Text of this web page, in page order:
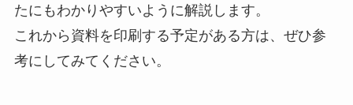
たにもわかりやすいように解説します。
これから資料を印刷する予定がある方は、ぜひ参
考にしてみてください。